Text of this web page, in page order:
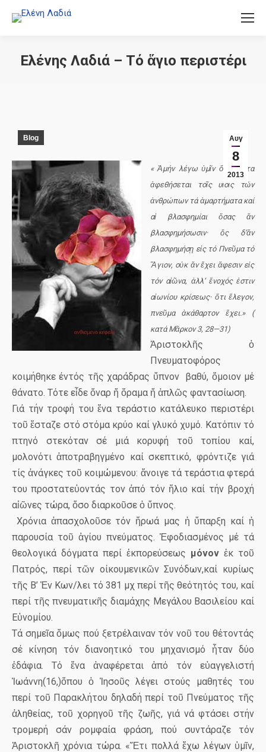
Ελένης Λαδιά – Τό ἅγιο περιστέρι
Αυγ
8
2013
Blog
« Ἀμήν λέγω ὑμῖν ὅτι πάντα
ἀφεθήσεται τοῖς υἱοῖς τῶν
ἀνθρώπων τά ἀμαρτήματα καί
αἱ βλασφημίαι ὅσας ἄν
βλασφημήσωσιν· ὅς δ’ἄν
βλασφημήσῃ εἰς τό Πνεῦμα τό
Ἄγιον, οὐκ ἄν ἔχει ἄφεσιν εἰς
τόν αἰῶνα, ἀλλ’ ἔνοχός ἐστιν
αἰωνίου κρίσεως· ὅτι ἔλεγον,
πνεῦμα ἀκάθαρτον ἔχει.» (
κατά Μᾶρκον 3, 28—31)
Ἀριστοκλῆς ὁ
Πνευματοφόρος
κοιμήθηκε έντός τῆς χαράδρας ὕπνον
βαθύ, ὅμοιον μέ
θάνατο. Τότε εἶδε ὄναρ ἤ ὅραμα ἤ ἀπλῶς φαντασίωση.
Γιά τήν τροφή του ἕνα τεράστιο κατάλευκο περιστέρι
τοῦ ἔσταζε στό στόμα κρύο καί γλυκό χυμό. Κατόπιν τό
πτηνό στεκόταν σέ μιά κορυφή τοῦ τοπίου καί,
μολονότι ἀποτραβηγμένο καί σκεπτικό, φρόντιζε γιά
τίς ἀνάγκες τοῦ κοιμώμενου: ἄνοιγε τά τεράστια φτερά
του προστατεὐοντάς τον ἀπό τόν ἥλιο καί τήν βροχή
αἰῶνες τώρα, ὅσο διαρκοῦσε ὁ ὕπνος.
Χρόνια ἀπασχολοῦσε τόν ἥρωά μας ἡ ὕπαρξη καί ἡ
παρουσία τοῦ ἁγίου πνεύματος. Ἑφοδιασμένος μέ τά
θεολογικά δόγματα περί ἐκπορεύσεως μόνον ἐκ τοῦ
Πατρός, περί τῶν οίκουμενικῶν Συνόδων,καί κυρίως
τῆς Β’ Ἐν Κων/λει τό 381 μχ περί τῆς θεότητός του, καί
περί τῆς πνευματικῆς διαμάχης Μεγάλου Βασιλείου καί
Εὐνομίου.
Τά σημεῖα ὅμως πού ξετρέλαιναν τόν νοῦ του θέτοντάς
σέ κίνηση τόν διανοητικό του μηχανισμό ἦταν δύο
ἐδάφια. Τό ἕνα ἀναφέρεται ἀπό τόν εὐαγγελιστή
Ἰωάννη(16,)ὅπου ὁ Ἰησοῦς λέγει στούς μαθητές του
περί τοῦ Παρακλήτου δηλαδή περί τοῦ Πνεύματος τῆς
ἀληθείας, τοῦ χορηγοῦ τῆς ζωῆς, γιά νά φτάσει στήν
τρομερή σάν ρομφαία φράση, πού συντάραζε τόν
Ἀριστοκλῆ χρόνια τώρα. «Ἔτι πολλά ἔχω λέγων ὑμῖν,